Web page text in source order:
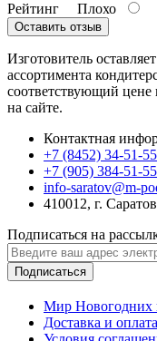
Рейтинг Плохо
Оставить отзыв
Изготовитель
ассортимента
соответствующий цене
на сайте.
Контактная
+7 (8452) 34-51-55
+7 (905) 384-51-55
info-saratov@m-
410012, г.
Подписаться на
Подписаться
Мир Новогодних
Доставка и оплата